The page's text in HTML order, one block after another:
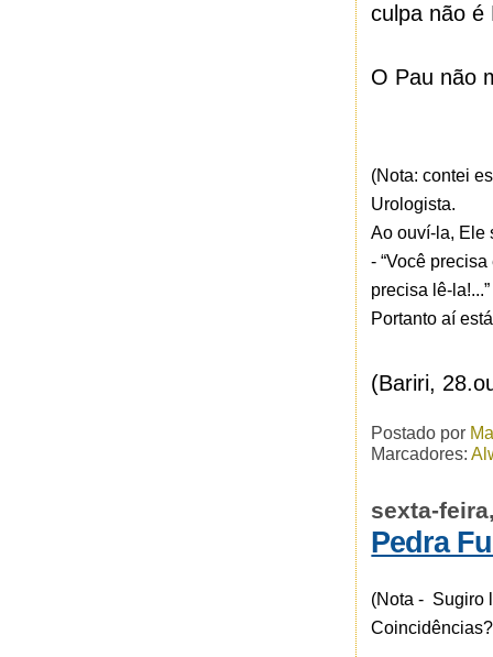
culpa não é
O Pau não
(Nota: contei
Urologista.
Ao ouví-la, Ele
- “Você
precisa lê-la!...”
Portanto aí
(Bariri,
Postado por
Marcadores:
sexta-
Pedra
(Nota - Sugiro